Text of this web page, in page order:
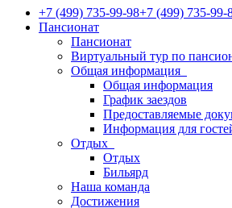
+7 (499) 735-99-98+7 (499) 735-99-
Пансионат
Пансионат
Виртуальный тур по
Общая информация
Общая информация
График заездов
Предоставляемые
Информация для
Отдых
Отдых
Бильярд
Наша команда
Достижения